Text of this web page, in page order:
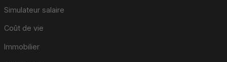
Simulateur salaire
Coût de vie
Immobilier